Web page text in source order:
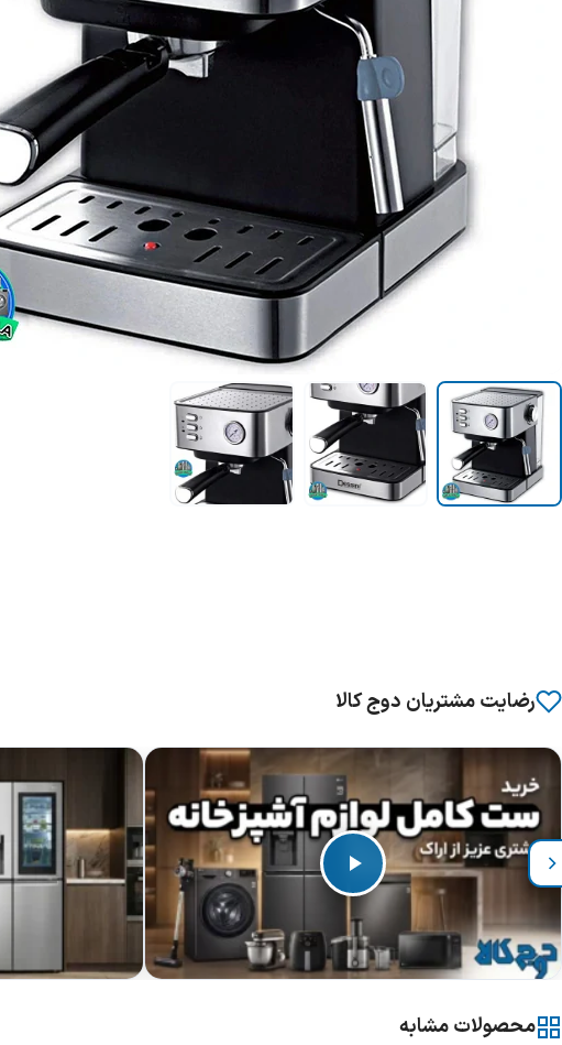
رضایت مشتریان دوج کالا
محصولات مشابه